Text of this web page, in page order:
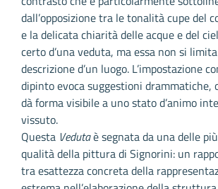
dall’opposizione tra le tonalità cupe del
e la delicata chiarità delle acque e del
certo d’una veduta, ma essa non si
descrizione d’un luogo. L’impostazione
dipinto evoca suggestioni drammatiche,
dà forma visibile a uno stato d’animo
vissuto.
Questa Vedutaè segnata da una delle
qualità della pittura di Signorini: un
tra esattezza concreta della